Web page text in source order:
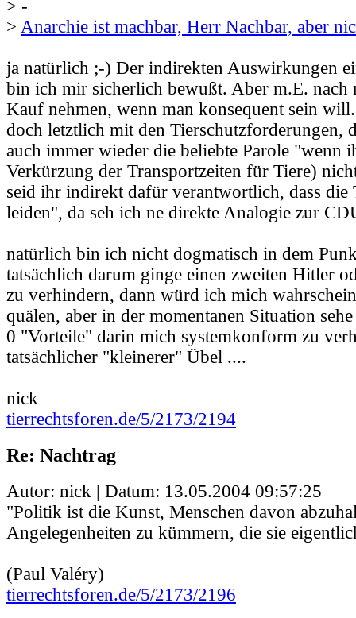
> -
> Anarchie ist machbar, Herr Nachbar, aber
ja natürlich ;-) Der indirekten Auswirkungen
bin ich mir sicherlich bewußt. Aber m.E. nach
Kauf nehmen, wenn man konsequent sein
doch letztlich mit den Tierschutzforderungen,
auch immer wieder die beliebte Parole "wenn
Verkürzung der Transportzeiten für Tiere)
seid ihr indirekt dafür verantwortlich, dass die
leiden", da seh ich ne direkte Analogie zur
natürlich bin ich nicht dogmatisch in dem
tatsächlich darum ginge einen zweiten Hitler
zu verhindern, dann würd ich mich
quälen, aber in der momentanen Situation
0 "Vorteile" darin mich systemkonform zu
tatsächlicher "kleinerer" Übel ....
nick
tierrechtsforen.de/5/2173/2194
Re: Nachtrag
Autor: nick | Datum: 13.05.2004 09:57:25
"Politik ist die Kunst, Menschen davon
Angelegenheiten zu kümmern, die sie
(Paul Valéry)
tierrechtsforen.de/5/2173/2196